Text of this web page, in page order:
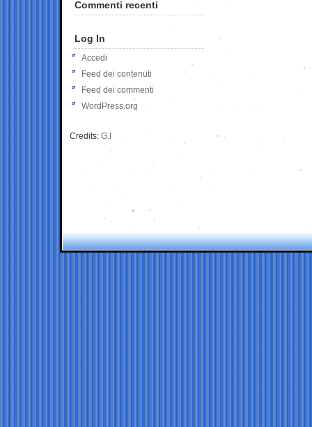
Commenti recenti
Log In
Accedi
Feed dei contenuti
Feed dei commenti
WordPress.org
Credits: G.I